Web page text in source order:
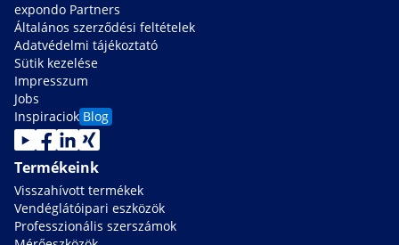
expondo Partners
Általános szerződési feltételek
Adatvédelmi tájékoztató
Sütik kezelése
Impresszum
Jobs
Inspiraciok Blog
Termékeink
Visszahívott termékek
Vendéglátóipari eszközök
Professzionális szerszámok